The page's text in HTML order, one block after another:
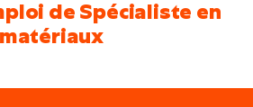
de Spécialiste en
matériaux